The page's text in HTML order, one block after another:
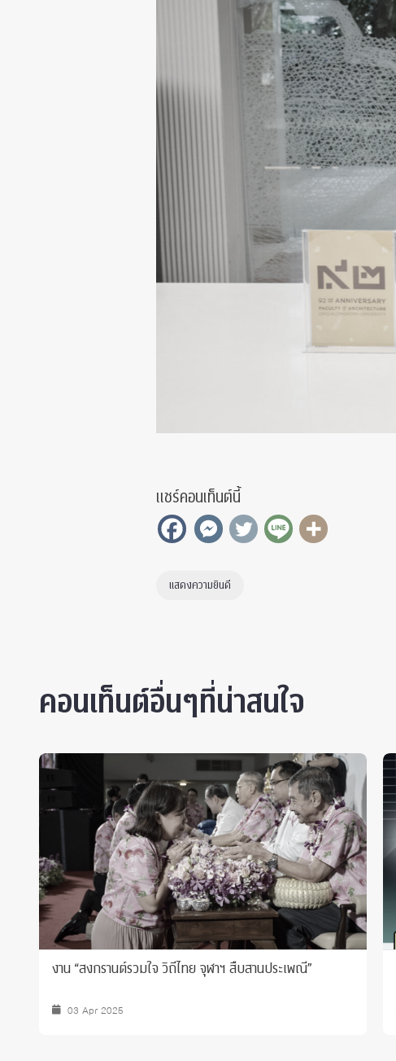
แชร์คอนเท็นต์นี้
แสดงความยินดี
คอนเท็นต์อื่นๆที่น่าสนใจ
Undergraduate Psychology Research Symposium 2024
15 May 2024